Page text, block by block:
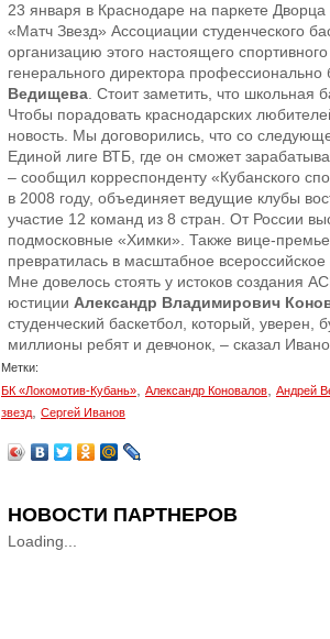
23 января в Краснодаре на паркете
«Матч Звезд» Ассоциации студенческого
организацию этого настоящего
генерального директора профессионально
Ведищева . Стоит заметить, что школьная
Чтобы порадовать краснодарских
новость. Мы договорились, что со
Единой лиге ВТБ, где он сможет
– сообщил корреспонденту «Кубанского
в 2008 году, объединяет ведущие клубы
участие 12 команд из 8 стран. От России
подмосковные «Химки». Также вице-
превратилась в масштабное
Мне довелось стоять у истоков создания
юстиции Александр Владимирович
студенческий баскетбол, который, уверен,
миллионы ребят и девчонок, – сказал
Метки:
БК «Локомотив-Кубань»
Александр Коновалов Андрей
звезд
Сергей Иванов
НОВОСТИ ПАРТНЕРОВ
Loading...